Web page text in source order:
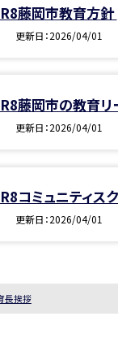
藤岡市教育方針
更新日 2026/04/01
藤岡市の教育リ
更新日 2026/04/01
コミュニティス
更新日 2026/04/01
長挨拶